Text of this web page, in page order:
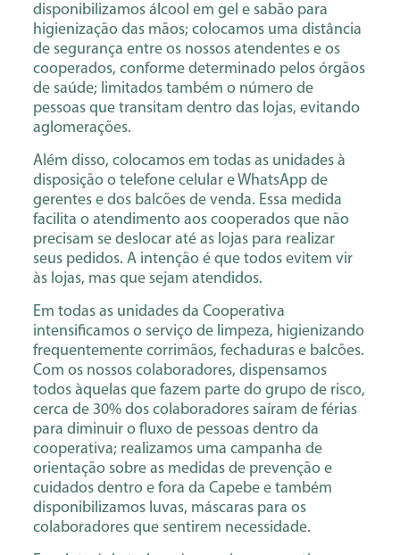
disponibilizamos álcool em gel e sabão para
higienização das mãos; colocamos uma distância
de segurança entre os nossos atendentes e os
cooperados, conforme determinado pelos órgãos
de saúde; limitados também o número de
pessoas que transitam dentro das lojas, evitando
aglomerações.
Além disso, colocamos em todas as unidades à
disposição o telefone celular e WhatsApp de
gerentes e dos balcões de venda. Essa medida
facilita o atendimento aos cooperados que não
precisam se deslocar até as lojas para realizar
seus pedidos. A intenção é que todos evitem vir
às lojas, mas que sejam atendidos.
Em todas as unidades da Cooperativa
intensificamos o serviço de limpeza, higienizando
frequentemente corrimãos, fechaduras e balcões.
Com os nossos colaboradores, dispensamos
todos àquelas que fazem parte do grupo de risco,
cerca de 30% dos colaboradores saíram de férias
para diminuir o fluxo de pessoas dentro da
cooperativa; realizamos uma campanha de
orientação sobre as medidas de prevenção e
cuidados dentro e fora da Capebe e também
disponibilizamos luvas, máscaras para os
colaboradores que sentirem necessidade.